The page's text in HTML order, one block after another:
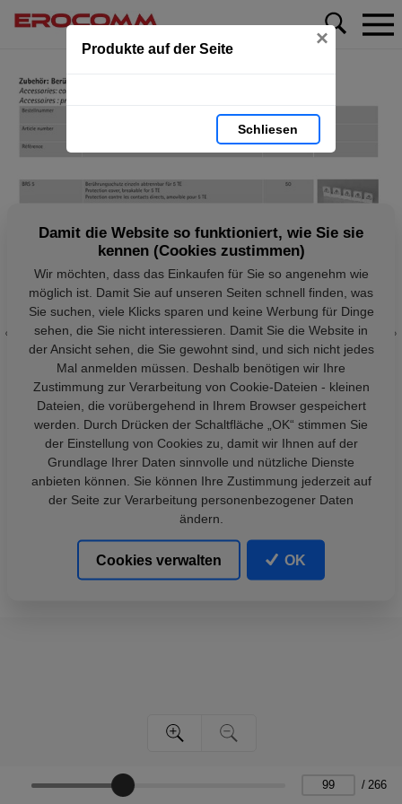
Produkte auf der Seite ×
Schliesen
/ 266
Damit die Website so funktioniert, wie Sie sie
kennen (Cookies zustimmen)
Wir möchten, dass das Einkaufen für Sie so angenehm wie
möglich ist. Damit Sie auf unseren Seiten schnell finden, was
Sie suchen, viele Klicks sparen und keine Werbung für Dinge
sehen, die Sie nicht interessieren. Damit Sie die Website in
der Ansicht sehen, die Sie gewohnt sind, und sich nicht jedes
Mal anmelden müssen. Deshalb benötigen wir Ihre
Zustimmung zur Verarbeitung von Cookie-Dateien - kleinen
Dateien, die vorübergehend in Ihrem Browser gespeichert
werden. Durch Drücken der Schaltfläche „OK“ stimmen Sie
der Einstellung von Cookies zu, damit wir Ihnen auf der
Grundlage Ihrer Daten sinnvolle und nützliche Dienste
anbieten können. Sie können Ihre Zustimmung jederzeit auf
der Seite zur Verarbeitung personenbezogener Daten
ändern.
Cookies verwalten OK